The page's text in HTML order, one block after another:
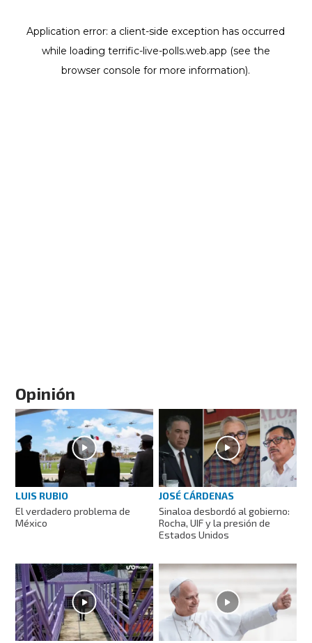
Opinión
LUIS RUBIO
El verdadero problema de
México
JOSÉ CÁRDENAS
Sinaloa desbordó al gobierno:
Rocha, UIF y la presión de
Estados Unidos